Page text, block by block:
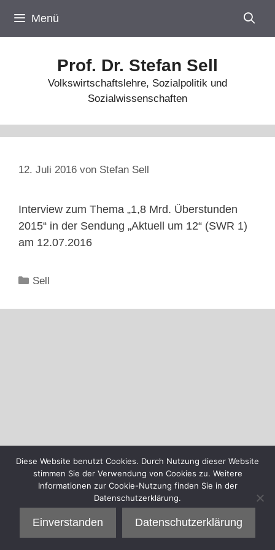
Inhalt
springen
Menü
Prof. Dr. Stefan Sell
Volkswirtschaftslehre, Sozialpolitik und
Sozialwissenschaften
12. Juli 2016 von Stefan Sell
Interview zum Thema „1,8 Mrd. Überstunden
2015“ in der Sendung „Aktuell um 12“ (SWR 1)
am 12.07.2016
Kategorien
Sell
Diese Website benutzt Cookies. Durch Nutzung dieser Website
stimmen Sie der Verwendung von Cookies zu. Weitere
Informationen zur Cookie-Nutzung finden Sie in der
Datenschutzerklärung.
Einverstanden Datenschutzerklärung